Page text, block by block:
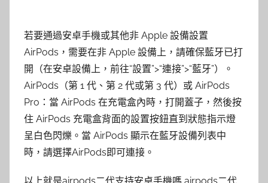
若要通過安卓手機或其他非 Apple 設備設置
AirPods，需要在非 Apple 設備上，請確保藍牙已打
開（在安卓設備上，前往“設置”>“連接”>“藍牙”）。
AirPods（第 1 代、第 2 代或第 3 代）或 AirPods
Pro：當 AirPods 在充電盒內時，打開蓋子，然後按
住 AirPods 充電盒背面的設置按鈕直到狀態指示燈
呈白色閃爍。當 AirPods 顯示在藍牙設備列表中
時，請選擇AirPods即可連接。